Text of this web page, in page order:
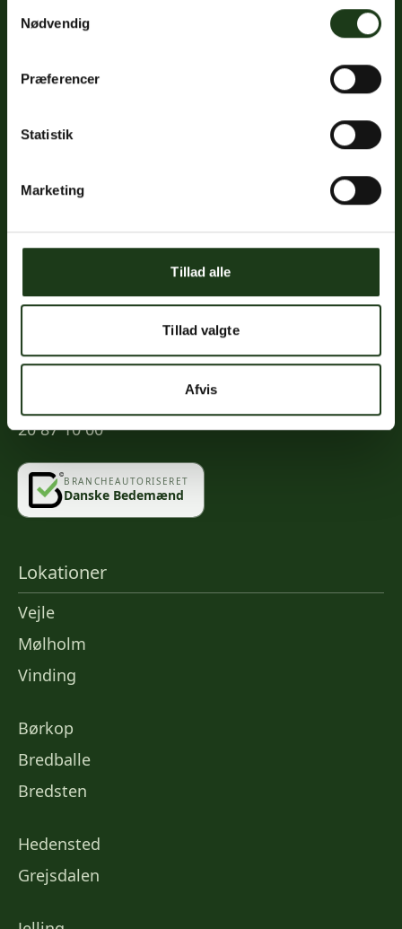
Nødvendig
Præferencer
Statistik
Marketing
Tillad alle
Tillad valgte
Afvis
Instagram
Google
Links
Mindeportal
Kontakt
info@vahlogwetche.dk
20 87 10 00
BRANCHEAUTORISERET
Danske Bedemænd
Lokationer
Vejle
Mølholm
Vinding
Børkop
Bredballe
Bredsten
Hedensted
Grejsdalen